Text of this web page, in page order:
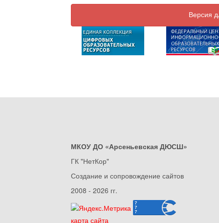
Версия
МКОУ ДО «Арсеньевская ДЮСШ»
ГК "НетКор"
Создание и сопровождение сайтов
2008 - 2026 гг.
карта сайта